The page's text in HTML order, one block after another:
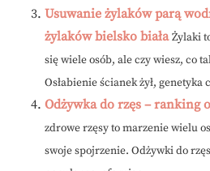
Usuwanie żylaków parą
żylaków bielsko biała Żylaki
się wiele osób, ale czy wiesz, co
Osłabienie ścianek żył, genetyka
Odżywka do rzęs – ranking
zdrowe rzęsy to marzenie wielu
swoje spojrzenie. Odżywki do